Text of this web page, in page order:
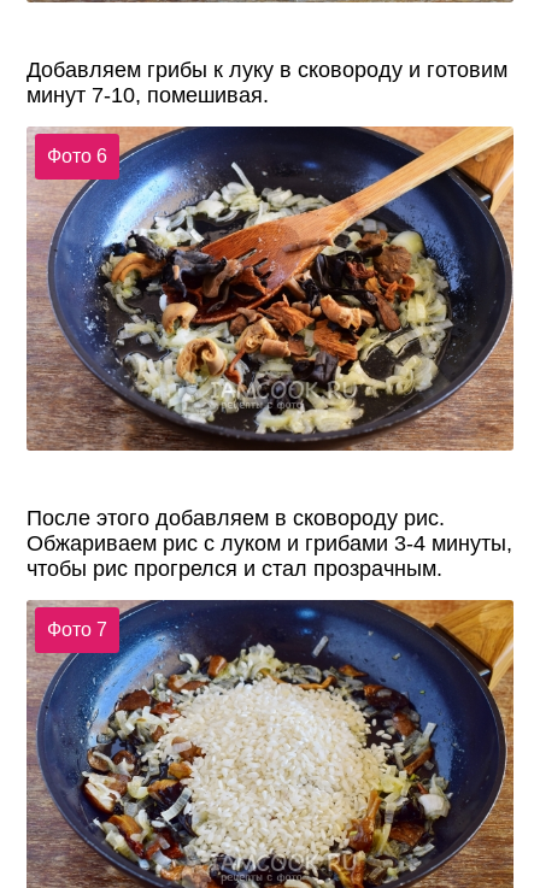
Добавляем грибы к луку в сковороду и готовим
минут 7-10, помешивая.
Фото 6
После этого добавляем в сковороду рис.
Обжариваем рис с луком и грибами 3-4 минуты,
чтобы рис прогрелся и стал прозрачным.
Фото 7